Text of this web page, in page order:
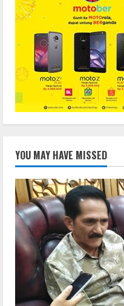
YOU MAY HAVE MISSED